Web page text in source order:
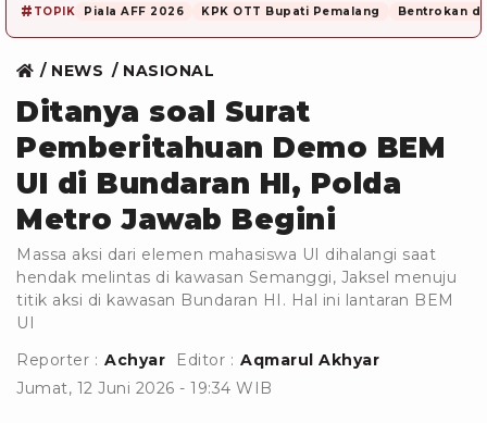
# TOPIK Piala AFF 2026 KPK OTT Bupati Pemalang Bentrokan di
NEWS NASIONAL
Ditanya soal Surat
Pemberitahuan Demo BEM
UI di Bundaran HI, Polda
Metro Jawab Begini
Massa aksi dari elemen mahasiswa UI dihalangi saat
hendak melintas di kawasan Semanggi, Jaksel menuju
titik aksi di kawasan Bundaran HI. Hal ini lantaran BEM
UI
Reporter : Achyar Editor : Aqmarul Akhyar
Jumat, 12 Juni 2026 - 19:34 WIB